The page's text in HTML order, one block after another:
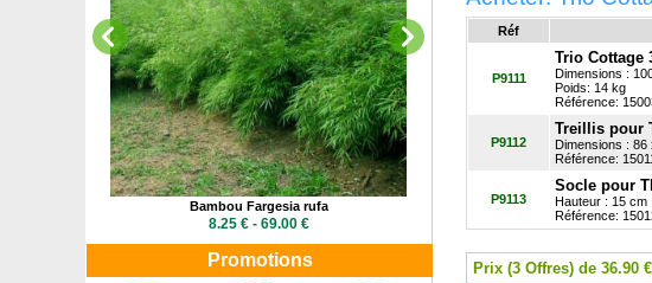
Bambou Fargesia rufa
8.25 € - 69.00 €
Promotions
Réf
P9111
Trio Cottage
Dimensions :
Poids: 14 kg
Référence:
P9112
Treillis pour
Dimensions : 86
Référence:
P9113
Socle pour
Hauteur : 15 cm
Référence:
Prix (3 Offres) de 36.90